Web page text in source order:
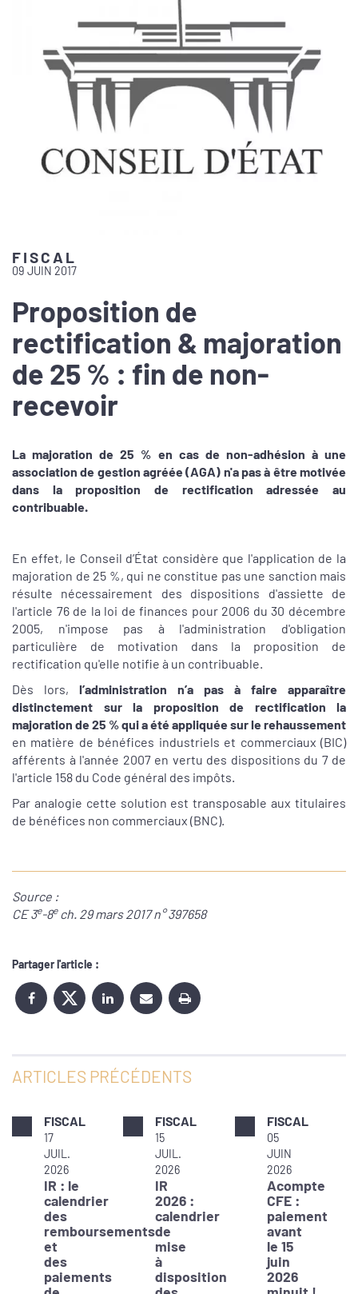
FISCAL
09 JUIN 2017
Proposition de
rectification & majoration
de 25 % : fin de non-
recevoir
La majoration de 25 % en cas de non-adhésion à une
association de gestion agréée (AGA) n'a pas à être motivée
dans la proposition de rectification adressée au
contribuable.
En effet, le Conseil d’État considère que l'application de la
majoration de 25 %, qui ne constitue pas une sanction mais
résulte nécessairement des dispositions d'assiette de
l'article 76 de la loi de finances pour 2006 du 30 décembre
2005, n'impose pas à l'administration d'obligation
particulière de motivation dans la proposition de
rectification qu'elle notifie à un contribuable.
Dès lors, l’administration n’a pas à faire apparaître
distinctement sur la proposition de rectification la
majoration de 25 % qui a été appliquée sur le rehaussement
en matière de bénéfices industriels et commerciaux (BIC)
afférents à l'année 2007 en vertu des dispositions du 7 de
l'article 158 du Code général des impôts.
Par analogie cette solution est transposable aux titulaires
de bénéfices non commerciaux (BNC).
Source :
CE 3e-8ech. 29 mars 2017 n° 397658
Partager l'article :
ARTICLES PRÉCÉDENTS
FISCAL
17
JUIL.
2026
IR : le
calendrier
des
remboursements
et
des
paiements
FISCAL
15
JUIL.
2026
IR
2026 :
calendrier
de
mise
à
disposition
FISCAL
05
JUIN
2026
Acompte
CFE :
paiement
avant
le 15
juin
2026